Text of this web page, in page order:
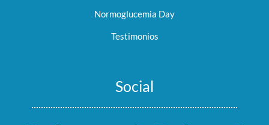
Normoglucemia Day
Testimonios
Social